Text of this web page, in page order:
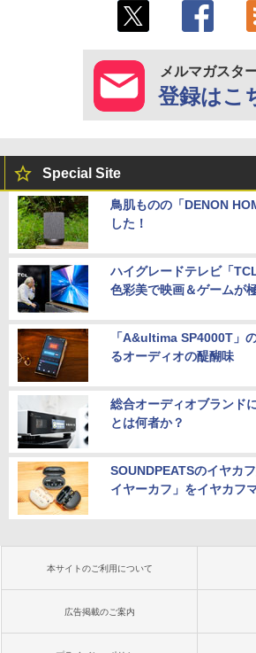
メルマガスタ
登録はこ
Special Site
鳥肌ものの「DENON
した！
ハイグレードテレビ「
色彩美で映画＆ゲームが
「A&ultima SP4000T」
るオーディオの醍醐味
総合オーディオブランド
とは何者か？
SOUNDPEATSのイヤカ
イヤーカフ」をイヤカフ
本サイトのご利用について
広告掲載のご案内